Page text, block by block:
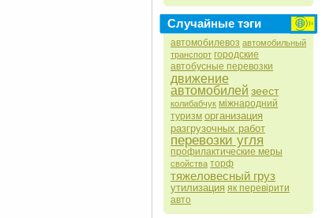
Случайные тэги
автомобилевоз автомобильный
транспорт городские
автобусные перевозки
движение
автомобилей зеест
колибабчук міжнародний
туризм организация
разгрузочных работ
перевозки угля
профилактические меры
свойства торф
тяжеловесный груз
утилизация як перевірити
авто